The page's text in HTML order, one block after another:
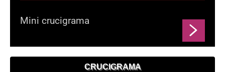
Mini crucigrama
CRUCIGRAMA